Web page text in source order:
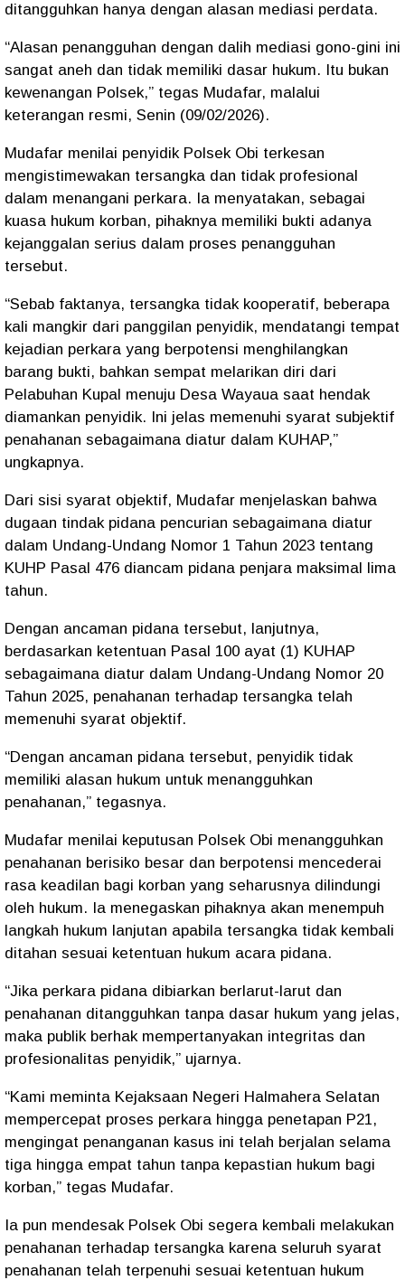
ditangguhkan hanya dengan alasan mediasi perdata.
“Alasan penangguhan dengan dalih mediasi gono-gini ini
sangat aneh dan tidak memiliki dasar hukum. Itu bukan
kewenangan Polsek,” tegas Mudafar, malalui
keterangan resmi, Senin (09/02/2026).
Mudafar menilai penyidik Polsek Obi terkesan
mengistimewakan tersangka dan tidak profesional
dalam menangani perkara. Ia menyatakan, sebagai
kuasa hukum korban, pihaknya memiliki bukti adanya
kejanggalan serius dalam proses penangguhan
tersebut.
“Sebab faktanya, tersangka tidak kooperatif, beberapa
kali mangkir dari panggilan penyidik, mendatangi tempat
kejadian perkara yang berpotensi menghilangkan
barang bukti, bahkan sempat melarikan diri dari
Pelabuhan Kupal menuju Desa Wayaua saat hendak
diamankan penyidik. Ini jelas memenuhi syarat subjektif
penahanan sebagaimana diatur dalam KUHAP,”
ungkapnya.
Dari sisi syarat objektif, Mudafar menjelaskan bahwa
dugaan tindak pidana pencurian sebagaimana diatur
dalam Undang-Undang Nomor 1 Tahun 2023 tentang
KUHP Pasal 476 diancam pidana penjara maksimal lima
tahun.
Dengan ancaman pidana tersebut, lanjutnya,
berdasarkan ketentuan Pasal 100 ayat (1) KUHAP
sebagaimana diatur dalam Undang-Undang Nomor 20
Tahun 2025, penahanan terhadap tersangka telah
memenuhi syarat objektif.
“Dengan ancaman pidana tersebut, penyidik tidak
memiliki alasan hukum untuk menangguhkan
penahanan,” tegasnya.
Mudafar menilai keputusan Polsek Obi menangguhkan
penahanan berisiko besar dan berpotensi mencederai
rasa keadilan bagi korban yang seharusnya dilindungi
oleh hukum. Ia menegaskan pihaknya akan menempuh
langkah hukum lanjutan apabila tersangka tidak kembali
ditahan sesuai ketentuan hukum acara pidana.
“Jika perkara pidana dibiarkan berlarut-larut dan
penahanan ditangguhkan tanpa dasar hukum yang jelas,
maka publik berhak mempertanyakan integritas dan
profesionalitas penyidik,” ujarnya.
“Kami meminta Kejaksaan Negeri Halmahera Selatan
mempercepat proses perkara hingga penetapan P21,
mengingat penanganan kasus ini telah berjalan selama
tiga hingga empat tahun tanpa kepastian hukum bagi
korban,” tegas Mudafar.
Ia pun mendesak Polsek Obi segera kembali melakukan
penahanan terhadap tersangka karena seluruh syarat
penahanan telah terpenuhi sesuai ketentuan hukum